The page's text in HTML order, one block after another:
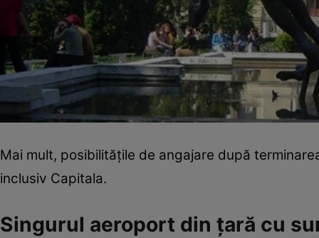
Mai mult, posibilitățile de angajare după
inclusiv Capitala.
Singurul aeroport din țară cu